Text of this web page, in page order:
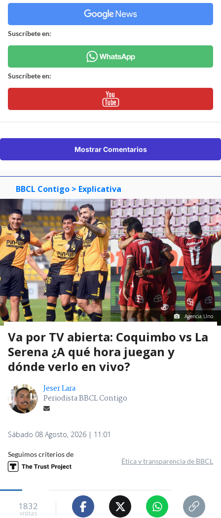
Suscríbete en:
Suscríbete en:
Mostrar Comentarios
BBCL Contigo > Explicativa
Agencia Uno
Va por TV abierta: Coquimbo vs La
Serena ¿A qué hora juegan y
dónde verlo en vivo?
Jeser Lara
Periodista BBCL Contigo
Sábado 08 Agosto, 2026 | 11:01
Seguimos criterios de
Ética y transparencia de BBCL
1832
visitas